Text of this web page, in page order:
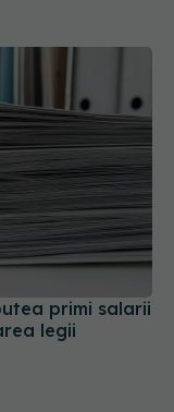
primi salarii
legii